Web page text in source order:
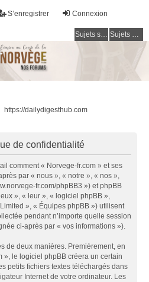
Connexion
S’enregistrer
Sujets sans réponse Sujets actifs
https://dailydigesthub.com
de confidentialité
comment « Norvege-fr.com » et ses
par « nous », « notre », « nos »,
fr.com/phpBB3 ») et phpBB
», « leur », « logiciel phpBB »,
», « Équipes phpBB ») utilisent
pendant n’importe quelle session
ci-après par « vos informations »).
de deux manières. Premièrement, en
», le logiciel phpBB créera un certain
petits fichiers textes téléchargés dans
Internet de votre ordinateur. Les